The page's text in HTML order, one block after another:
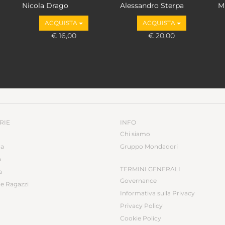
Nicola Drago
ACQUISTA
€ 16,00
Alessandro Sterpa
ACQUISTA
€ 20,00
Ragazzi
INFO
Chi siamo
Gruppo Mondadori
TERMINI GENERALI
Governance
Informativa sulla Privacy
Privacy Policy
Cookie Policy